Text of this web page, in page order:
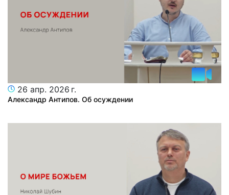
26 апр. 2026 г.
Александр Антипов. Об осуждении